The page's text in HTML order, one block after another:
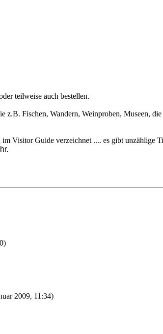
teilweise auch bestellen.
Fischen, Wandern, Weinproben, Museen,
Visitor Guide verzeichnet .... es gibt unzählige
2009, 11:34)